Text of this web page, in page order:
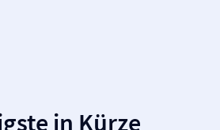
in Kürze